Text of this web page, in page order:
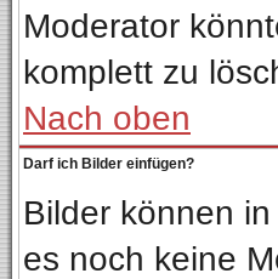
Moderator
komplett zu
Nach oben
Darf ich Bilder einfügen?
Bilder können
es noch keine